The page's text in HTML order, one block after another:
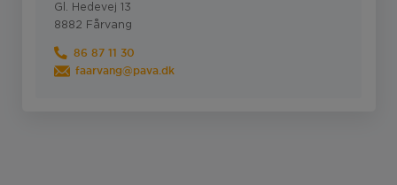
Gl. Hedevej 13
8882 Fårvang
86 87 11 30
faarvang@pava.dk